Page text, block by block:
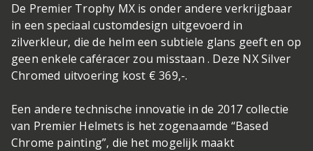
De Premier Trophy MX is onder andere verkrijgbaar
in een speciaal customdesign uitgevoerd in
zilverkleur, die de helm een subtiele glans geeft en op
geen enkele caféracer zou misstaan . Deze NX Silver
Chromed uitvoering kost € 369,-.
Een andere technische innovatie in de 2017 collectie
van Premier Helmets is het zogenaamde “Based
Chrome painting”, die het mogelijk maakt